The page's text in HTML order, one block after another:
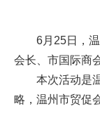
6月25日，
会长、市国际商
本次活动是
略，温州市贸促